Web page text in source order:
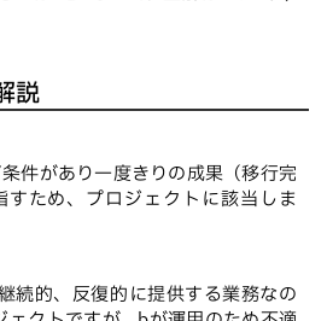
説
件があり一度きりの成果（移行完
ため、プロジェクトに該当しま
続的、反復的に提供する業務なの